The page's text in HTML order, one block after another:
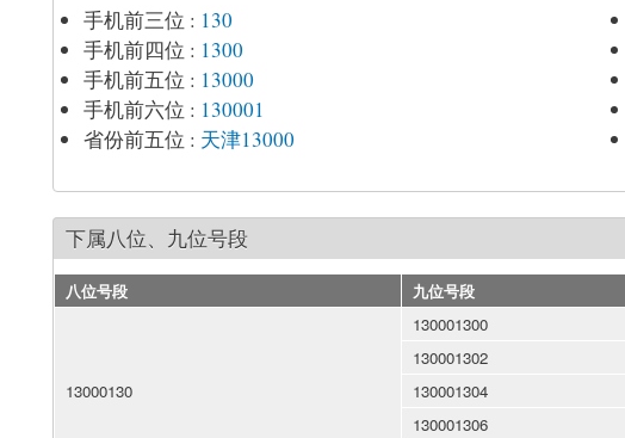
手机前三位 : 130
手机前四位 : 1300
手机前五位 : 13000
手机前六位 : 130001
省份前五位 : 天津13000
下属八位、九位号段
八位号段 九位号段
13000130
130001300
130001302
130001304
130001306